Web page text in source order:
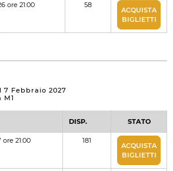
ore 21:00 58
ACQUISTA
BIGLIETTI
7 Febbraio 2027
M1
DISP. STATO
21:00 181
ACQUISTA
BIGLIETTI